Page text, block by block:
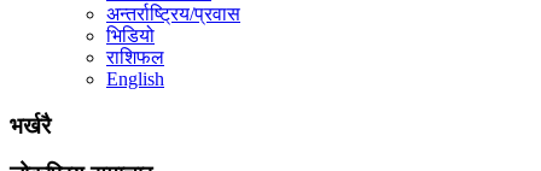
अन्तर्राष्ट्रिय/प्रवास
भिडियो
राशिफल
English
भर्खरै